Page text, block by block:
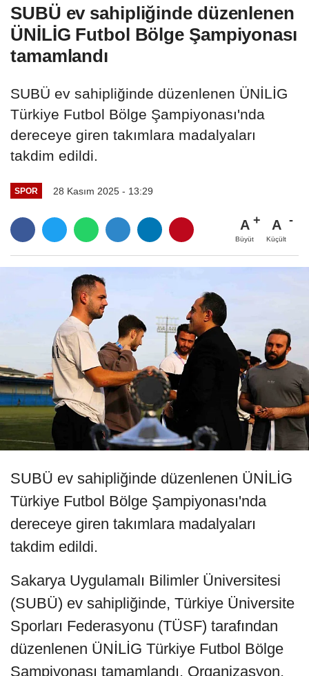
SUBÜ ev sahipliğinde düzenlenen
ÜNİLİG Futbol Bölge Şampiyonası
tamamlandı
SUBÜ ev sahipliğinde düzenlenen ÜNİLİG
Türkiye Futbol Bölge Şampiyonası'nda
dereceye giren takımlara madalyaları
takdim edildi.
SPOR 28 Kasım 2025 - 13:29
A
Büyüt
A
Küçült
SUBÜ ev sahipliğinde düzenlenen ÜNİLİG
Türkiye Futbol Bölge Şampiyonası'nda
dereceye giren takımlara madalyaları
takdim edildi.
Sakarya Uygulamalı Bilimler Üniversitesi
(SUBÜ) ev sahipliğinde, Türkiye Üniversite
Sporları Federasyonu (TÜSF) tarafından
düzenlenen ÜNİLİG Türkiye Futbol Bölge
Şampiyonası tamamlandı. Organizasyon,